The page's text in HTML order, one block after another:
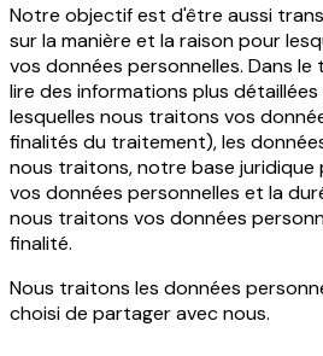
Notre objectif est d'être aussi
sur la manière et la raison pour
vos données personnelles. Dans le
lire des informations plus
lesquelles nous traitons vos
finalités du traitement), les
nous traitons, notre base
vos données personnelles et la
nous traitons vos données
finalité.
Nous traitons les données
choisi de partager avec nous.